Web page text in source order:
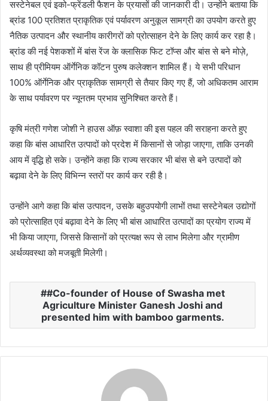
सस्टेनेबल एवं इको-फ्रेंडली फैशन के प्रयासों की जानकारी दी। उन्होंने बताया कि
ब्रांड 100 प्रतिशत प्राकृतिक एवं पर्यावरण अनुकूल सामग्री का उपयोग करते हुए
नैतिक उत्पादन और स्थानीय कारीगरों को प्रोत्साहन देने के लिए कार्य कर रहा है।
ब्रांड की नई पेशकशों में बांस रेंज के क्लासिक फिट टॉप्स और बांस से बने मोज़े,
साथ ही प्रीमियम ऑर्गेनिक कॉटन पुरुष कलेक्शन शामिल हैं। ये सभी परिधान
100% ऑर्गेनिक और प्राकृतिक सामग्री से तैयार किए गए हैं, जो अधिकतम आराम
के साथ पर्यावरण पर न्यूनतम प्रभाव सुनिश्चित करते हैं।
कृषि मंत्री गणेश जोशी ने हाउस ऑफ़ स्वाशा की इस पहल की सराहना करते हुए
कहा कि बांस आधारित उत्पादों को प्रदेश में किसानों से जोड़ा जाएगा, ताकि उनकी
आय में वृद्धि हो सके। उन्होंने कहा कि राज्य सरकार भी बांस से बने उत्पादों को
बढ़ावा देने के लिए विभिन्न स्तरों पर कार्य कर रही है।
उन्होंने आगे कहा कि बांस उत्पादन, उसके बहुउपयोगी लाभों तथा सस्टेनेबल उद्योगों
को प्रोत्साहित एवं बढ़ावा देने के लिए भी बांस आधारित उत्पादों का प्रयोग राज्य में
भी किया जाएगा, जिससे किसानों को प्रत्यक्ष रूप से लाभ मिलेगा और ग्रामीण
अर्थव्यवस्था को मजबूती मिलेगी।
#Co-founder of House of Swasha met
Agriculture Minister Ganesh Joshi and
presented him with bamboo garments.